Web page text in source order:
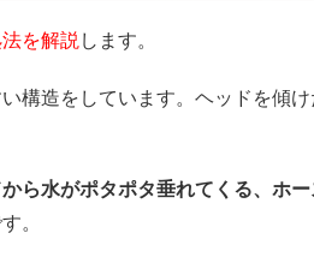
を解説 します。
構造をしています。ヘッドを傾
ら水がポタポタ垂れてくる、ホ
。